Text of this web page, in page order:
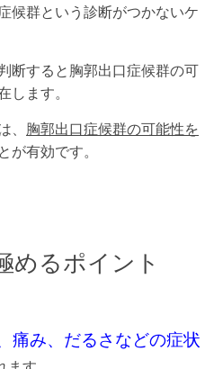
候群という診断がつかないケ
断すると胸郭出口症候群の可
ます。
胸郭出口症候群の可能性を
が有効です。
めるポイント
痛み、だるさなどの症状